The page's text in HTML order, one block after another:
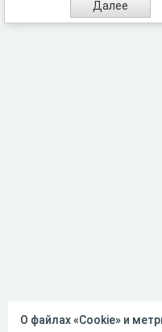
О файлах «Cookie» и